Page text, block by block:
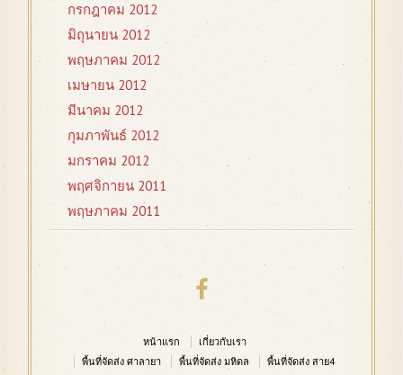
กรกฎาคม 2012
มิถุนายน 2012
พฤษภาคม 2012
เมษายน 2012
มีนาคม 2012
กุมภาพันธ์ 2012
มกราคม 2012
พฤศจิกายน 2011
พฤษภาคม 2011
หน้าแรก
เกี่ยวกับเรา
พื้นที่จัดส่ง ศาลายา
พื้นที่จัดส่ง มหิดล พื้นที่จัดส่ง สาย4